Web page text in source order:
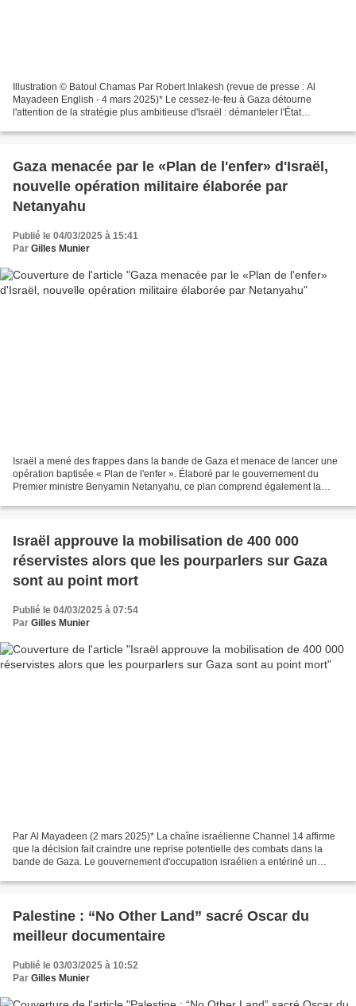
Illustration © Batoul Chamas Par Robert Inlakesh (revue de presse : Al
Mayadeen English - 4 mars 2025)* Le cessez-le-feu à Gaza détourne
l'attention de la stratégie plus ambitieuse d'Israël : démanteler l'État
Gaza menacée par le «Plan de l'enfer» d'Israël,
nouvelle opération militaire élaborée par
Netanyahu
Publié le 04/03/2025 à 15:41
Par Gilles Munier
Israël a mené des frappes dans la bande de Gaza et menace de lancer une
opération baptisée « Plan de l'enfer ». Élaboré par le gouvernement du
Premier ministre Benyamin Netanyahu, ce plan comprend également la
Israël approuve la mobilisation de 400 000
réservistes alors que les pourparlers sur Gaza
sont au point mort
Publié le 04/03/2025 à 07:54
Par Gilles Munier
Par Al Mayadeen (2 mars 2025)* La chaîne israélienne Channel 14 affirme
que la décision fait craindre une reprise potentielle des combats dans la
bande de Gaza. Le gouvernement d'occupation israélien a entériné un
Palestine : “No Other Land” sacré Oscar du
meilleur documentaire
Publié le 03/03/2025 à 10:52
Par Gilles Munier